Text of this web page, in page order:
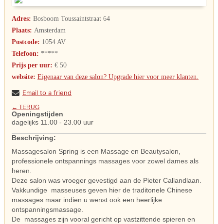
Adres: Bosboom Toussaintstraat 64
Plaats: Amsterdam
Postcode: 1054 AV
Telefoon: *****
Prijs per uur: € 50
website: Eigenaar van deze salon? Upgrade hier voor meer klanten.
Email to a friend
← TERUG
Openingstijden
dagelijks 11.00 - 23.00 uur
Beschrijving:
Massagesalon Spring is een Massage en Beautysalon,
professionele ontspannings massages voor zowel dames als
heren.
Deze salon was vroeger gevestigd aan de Pieter Callandlaan.
Vakkundige masseuses geven hier de traditonele Chinese
massages maar indien u wenst ook een heerlijke
ontspanningsmassage.
De massages zijn vooral gericht op vastzittende spieren en